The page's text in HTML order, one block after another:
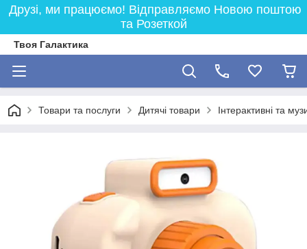
Друзі, ми працюємо! Відправляємо Новою поштою
та Розеткой
Твоя Галактика
Товари та послуги Дитячі товари Інтерактивні та